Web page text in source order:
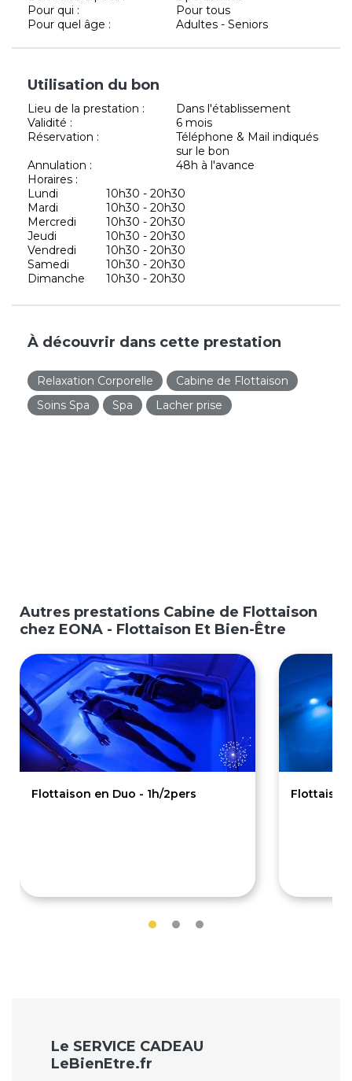
Pour qui :
Pour tous
Pour quel âge :
Adultes - Seniors
Utilisation du bon
Lieu de la prestation :
Dans l'établissement
Validité :
6 mois
Réservation :
Téléphone & Mail indiqués
sur le bon
Annulation :
48h à l'avance
Horaires :
Lundi
10h30 - 20h30
Mardi
10h30 - 20h30
Mercredi
10h30 - 20h30
Jeudi
10h30 - 20h30
Vendredi
10h30 - 20h30
Samedi
10h30 - 20h30
Dimanche
10h30 - 20h30
À découvrir dans cette prestation
Relaxation Corporelle
Cabine de Flottaison
Soins Spa
Spa Lacher prise
Autres prestations Cabine de Flottaison
chez EONA - Flottaison Et Bien-Être
Flottaison en Duo - 1h/2pers Flottaison
Le SERVICE CADEAU
LeBienEtre.fr